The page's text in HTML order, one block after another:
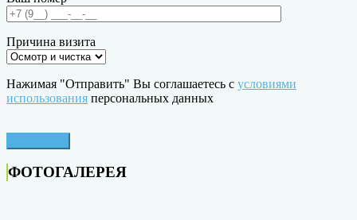
Причина визита
Нажимая "Отправить" Вы соглашаетесь с условиями
использования персональных данных
ФОТОГАЛЕРЕЯ